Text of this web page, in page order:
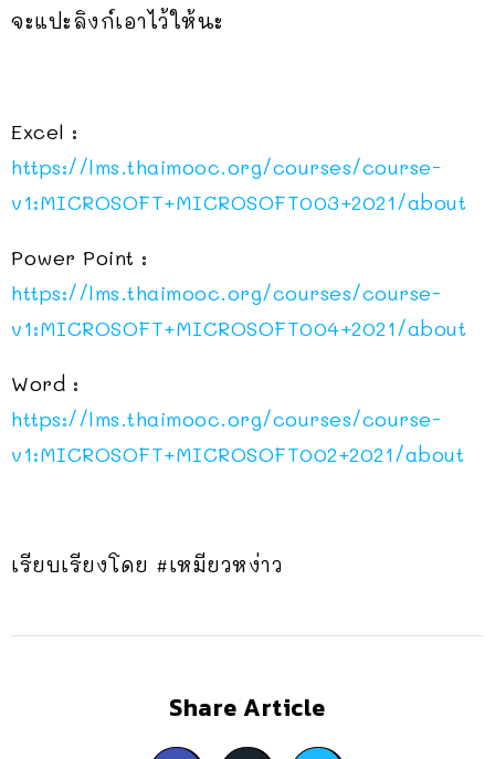
จะแปะลิงก์เอาไว้ให้นะ
Excel :
https://lms.thaimooc.org/courses/course-
v1:MICROSOFT+MICROSOFT003+2021/about
Power Point :
https://lms.thaimooc.org/courses/course-
v1:MICROSOFT+MICROSOFT004+2021/about
Word :
https://lms.thaimooc.org/courses/course-
v1:MICROSOFT+MICROSOFT002+2021/about
เรียบเรียงโดย #เหมียวหง่าว
Share Article